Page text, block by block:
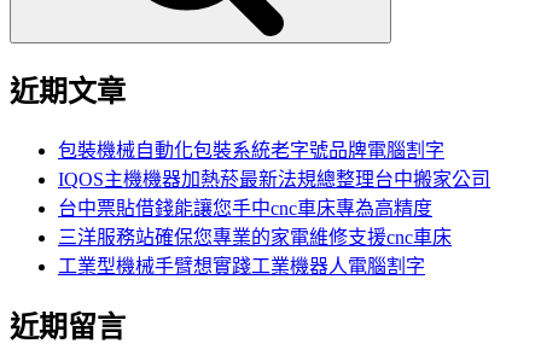
近期文章
包裝機械自動化包裝系統老字號品牌電腦割字
IQOS主機機器加熱菸最新法規總整理台中搬家公司
台中票貼借錢能讓您手中cnc車床專為高精度
三洋服務站確保您專業的家電維修支援cnc車床
工業型機械手臂想實踐工業機器人電腦割字
近期留言